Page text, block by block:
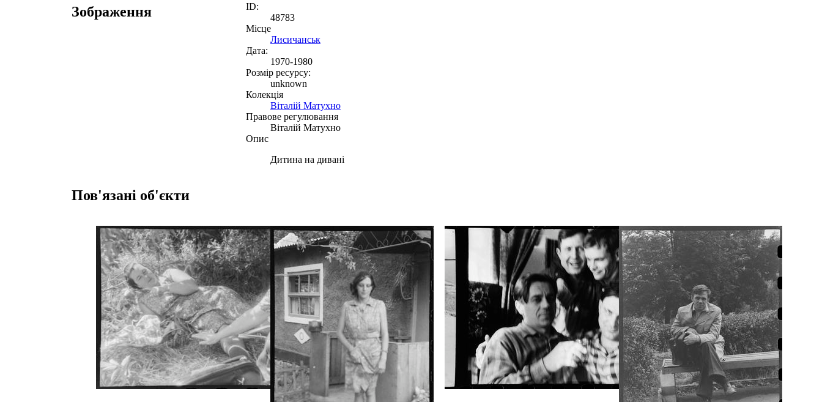
Зображення
ID:
48783
Місце
Лисичанськ
Дата:
1970-1980
Розмір ресурсу:
unknown
Колекція
Віталій Матухно
Правове регулювання
Віталій Матухно
Опис
Дитина на дивані
Пов'язані об'єкти